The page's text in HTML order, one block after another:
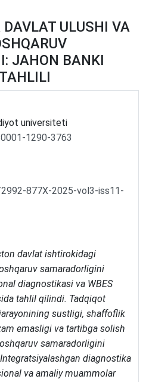
DAVLAT ULUSHI VA
JAHON BANKI
universiteti
1290-3763
877X-2025-vol3-iss11-
davlat ishtirokidagi
samaradorligini
diagnostikasi va WBES
tahlil qilindi. Tadqiqot
sustligi, shaffoflik
emasligi va tartibga solish
samaradorligini
diagnostika
va amaliy muammolar